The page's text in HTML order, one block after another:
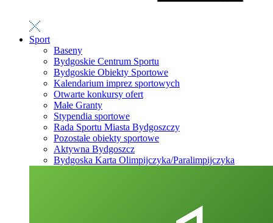
Sport
Baseny
Bydgoskie Centrum Sportu
Bydgoskie Obiekty Sportowe
Kalendarium imprez sportowych
Otwarte konkursy ofert
Małe Granty
Stypendia sportowe
Rada Sportu Miasta Bydgoszczy
Pozostałe obiekty sportowe
Aktywna Bydgoszcz
Bydgoska Karta Olimpijczyka/Paralimpijczyka